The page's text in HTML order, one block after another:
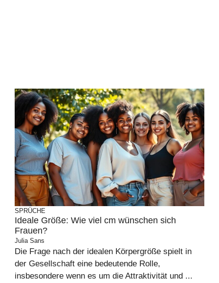
SPRÜCHE
Ideale Größe: Wie viel cm wünschen sich
Frauen?
Julia Sans
Die Frage nach der idealen Körpergröße spielt in
der Gesellschaft eine bedeutende Rolle,
insbesondere wenn es um die Attraktivität und ...